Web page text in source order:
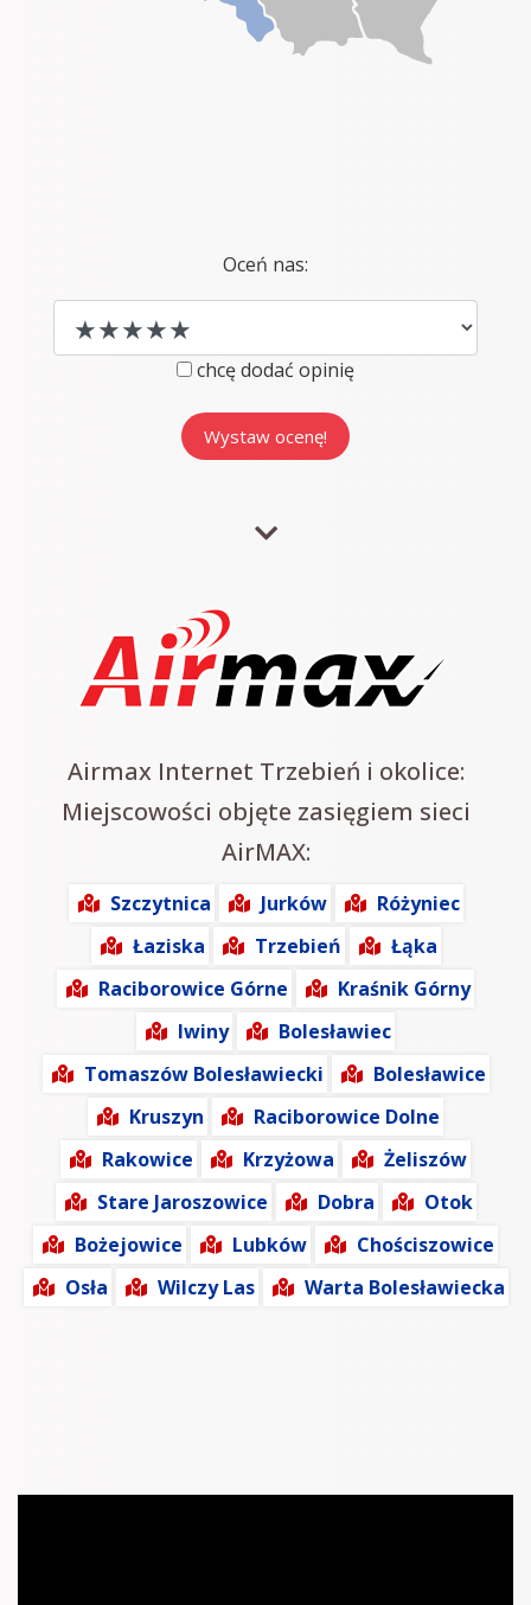
Oceń nas:
chcę dodać opinię
Airmax Internet Trzebień i okolice:
Miejscowości objęte zasięgiem sieci
AirMAX:
Szczytnica Jurków
Różyniec
Łaziska
Trzebień
Łąka
Raciborowice Górne
Kraśnik Górny
Iwiny
Bolesławiec
Tomaszów Bolesławiecki
Bolesławice
Kruszyn
Raciborowice Dolne
Rakowice
Krzyżowa
Żeliszów
Stare Jaroszowice
Dobra
Otok
Bożejowice
Lubków
Chościszowice
Osła
Wilczy Las Warta Bolesławiecka